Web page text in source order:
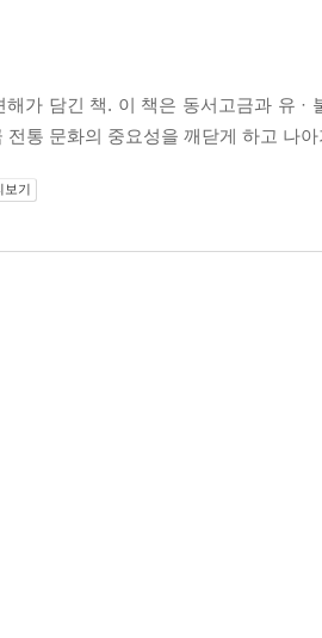
가 담긴 책. 이 책은 동서고금과 유 ·
통 문화의 중요성을 깨닫게 하고 나
보기